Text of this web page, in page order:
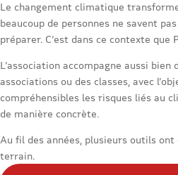
Le changement climatique
beaucoup de personnes ne savent
préparer. C’est dans ce contexte
L’association accompagne aussi bien
associations ou des classes, avec
compréhensibles les risques liés au
de manière concrète.
Au fil des années, plusieurs outils
terrain.